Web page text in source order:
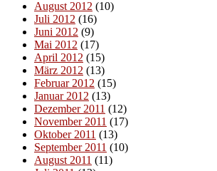
August 2012 (10)
Juli 2012 (16)
Juni 2012 (9)
Mai 2012 (17)
April 2012 (15)
März 2012 (13)
Februar 2012 (15)
Januar 2012 (13)
Dezember 2011 (12)
November 2011 (17)
Oktober 2011 (13)
September 2011 (10)
August 2011 (11)